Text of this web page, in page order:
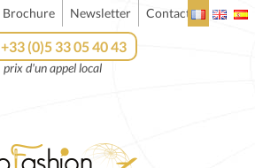
Brochure Newsletter Contact
+33 (0)5 33 05 40 43
prix d'un appel local